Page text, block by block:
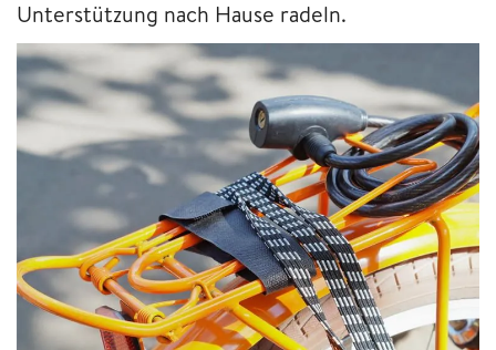
Unterstützung nach Hause radeln.